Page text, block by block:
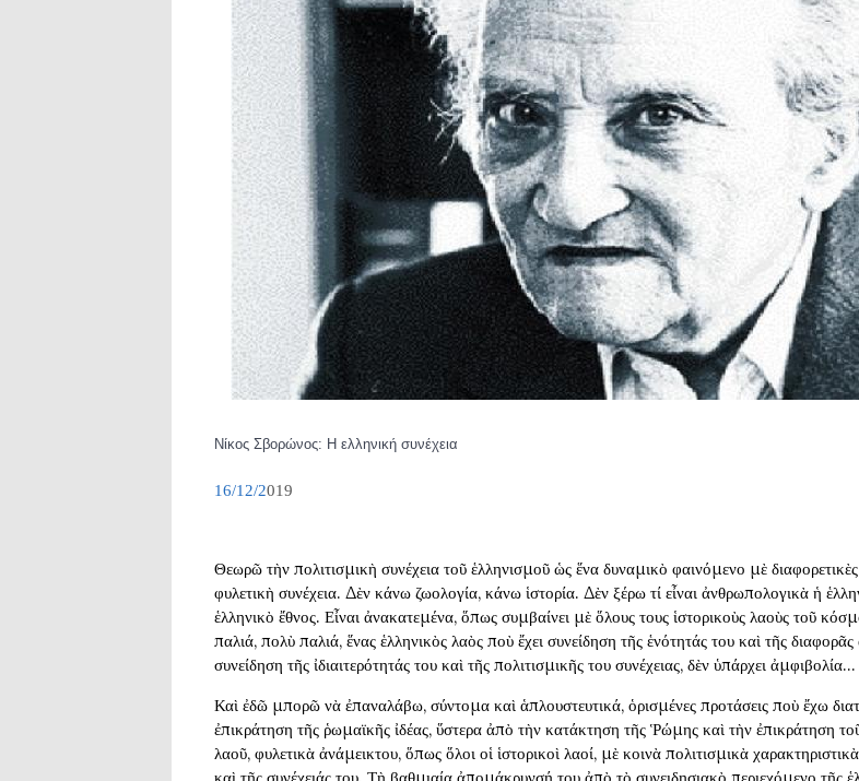
Νίκος Σβορώνος: Η ελληνική συνέχεια
16/12/2019
κ
ς
ο
ρ
ώ
Θεωρῶ τὴν πολιτισμικὴ συνέχεια τοῦ ἑλληνισμοῦ ὡς ἕνα δυναμικὸ φαινόμενο μὲ
φυλετικὴ συνέχεια. Δὲν κάνω ζωολογία, κάνω ἱστορία. Δὲν ξέρω τί εἶναι ἀνθρωπολογικὰ ἡ
ἑλληνικὸ ἔθνος. Εἶναι ἀνακατεμένα, ὅπως συμβαίνει μὲ ὅλους τους ἱστορικοὺς λαοὺς τοῦ
παλιά, πολὺ παλιά, ἕνας ἑλληνικὸς λαὸς ποὺ ἔχει συνείδηση τῆς ἑνότητάς του καὶ τῆς
συνείδηση τῆς ἰδιαιτερότητάς του καὶ τῆς πολιτισμικῆς του συνέχειας, δὲν ὑπάρχει ἀμφιβολία…
Καὶ ἐδῶ μπορῶ νὰ ἐπαναλάβω, σύντομα καὶ ἁπλουστευτικά, ὁρισμένες προτάσεις ποὺ ἔχω
ἐπικράτηση τῆς ῥωμαϊκῆς ἰδέας, ὕστερα ἀπὸ τὴν κατάκτηση τῆς Ῥώμης καὶ τὴν ἐπικράτηση
λαοῦ, φυλετικὰ ἀνάμεικτου, ὅπως ὅλοι οἱ ἱστορικοὶ λαοί, μὲ κοινὰ πολιτισμικὰ